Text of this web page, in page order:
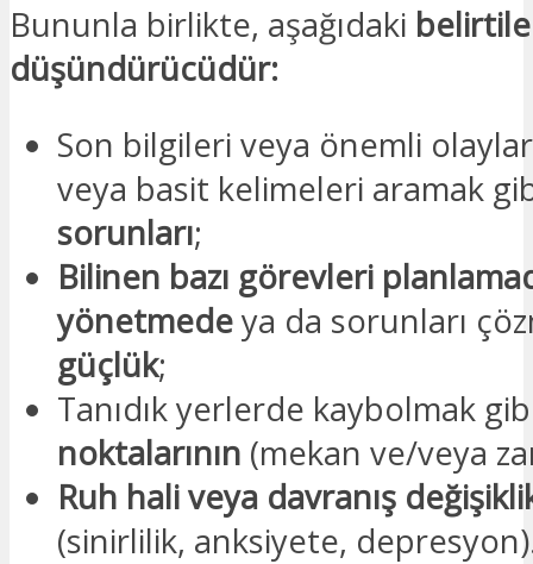
Bununla birlikte, aşağıdaki
düşündürücüdür:
Son bilgileri veya önemli
veya basit kelimeleri aramak
sorunları;
Bilinen bazı görevleri
yönetmedeya da sorunları
güçlük;
Tanıdık yerlerde kaybolmak
noktalarının (mekan ve/veya
Ruh hali veya davranış
(sinirlilik, anksiyete,